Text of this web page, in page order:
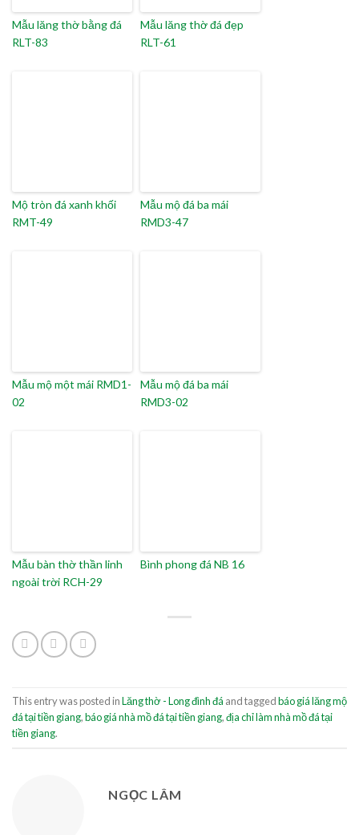
Mẫu lăng thờ bằng đá
RLT-83
Mẫu lăng thờ đá đẹp
RLT-61
Mộ tròn đá xanh khối
RMT-49
Mẫu mộ đá ba mái
RMD3-47
Mẫu mộ một mái RMD1-
02
Mẫu mộ đá ba mái
RMD3-02
Mẫu bàn thờ thần linh
ngoài trời RCH-29
Bình phong đá NB 16
This entry was posted inLăng thờ - Long đình đá and taggedbáo giá lăng mộ
đá tại tiền giang,báo giá nhà mồ đá tại tiền giang,địa chỉ làm nhà mồ đá tại
tiền giang.
NGỌC LÂM